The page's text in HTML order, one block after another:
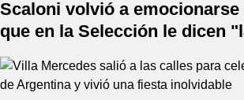
Scaloni volvió a
que en la Selección le dicen